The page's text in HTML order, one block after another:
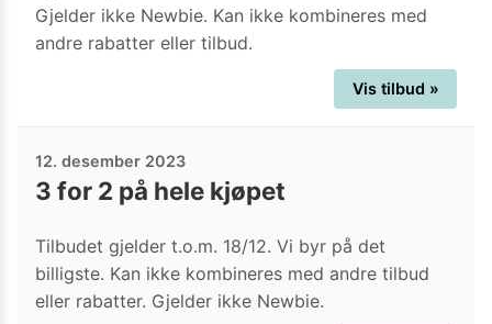
Gjelder ikke Newbie. Kan ikke kombineres med
andre rabatter eller tilbud.
Vis tilbud »
12. desember 2023
3 for 2 på hele kjøpet
Tilbudet gjelder t.o.m. 18/12. Vi byr på det
billigste. Kan ikke kombineres med andre tilbud
eller rabatter. Gjelder ikke Newbie.